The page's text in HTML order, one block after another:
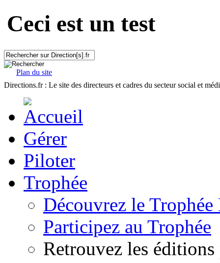
Ceci est un test
Plan du site
Directions.fr : Le site des directeurs et cadres du secteur social et
Gérer
Piloter
Trophée
Découvrez le
Participez au Trophée
Retrouvez les éditions